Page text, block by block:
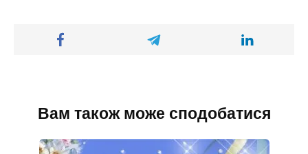
Вам також може сподобатися